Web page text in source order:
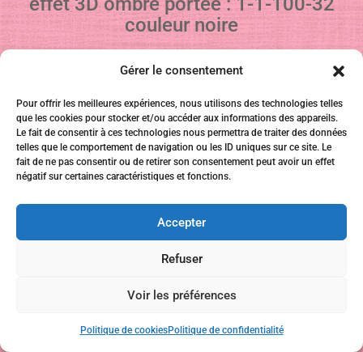
Gérer le consentement
Pour offrir les meilleures expériences, nous utilisons des technologies telles
que les cookies pour stocker et/ou accéder aux informations des appareils.
Le fait de consentir à ces technologies nous permettra de traiter des données
telles que le comportement de navigation ou les ID uniques sur ce site. Le
fait de ne pas consentir ou de retirer son consentement peut avoir un effet
négatif sur certaines caractéristiques et fonctions.
Accepter
Refuser
Voir les préférences
Politique de cookiesPolitique de confidentialité
couleur noire
33- redimensionner à 900 pixels de large
réglage netteté de passe-haut